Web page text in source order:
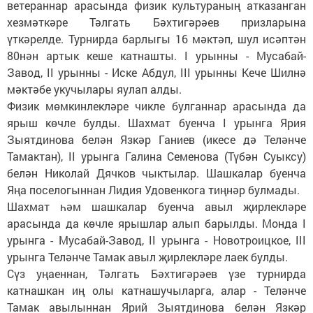
ветераннар арасында физик культураның атказанган
хезмәткәре Тәлгать Бәхтигәрәев призларына
үткәрелде. Турнирда барлыгы 16 мәктәп, шул исәптән
80нән артык кеше катнашты. I урынны - Мусабай-
Завод, II урынны - Иске Абдул, III урынны Кече Шилнә
мәктәбе укучылары яулап алды.
Физик мөмкинлекләре чикле булганнар арасында да
ярыш көчле булды. Шахмат буенча I урынга Ярия
Зыятдинова белән Язкәр Ганиев (икесе дә Теләнче
Тамактан), II урынга Галина Семенова (Түбән Суыксу)
белән Николай Дячков чыктылар. Шашкалар буенча
Яңа поселогыннан Лидия Удовенкога тиңнәр булмады.
Шахмат һәм шашкалар буенча авыл җирлекләре
арасында да көчле ярышлар алып барылды. Монда I
урынга - Мусабай-Завод, II урынга - Новотроицкое, III
урынга Теләнче Тамак авыл җирлекләре лаек булды.
Сүз уңаеннан, Тәлгать Бәхтигәрәев үзе турнирда
катнашкан иң олы катнашучыларга, алар - Теләнче
Тамак авылыннан Ярий Зыятдинова белән Язкәр